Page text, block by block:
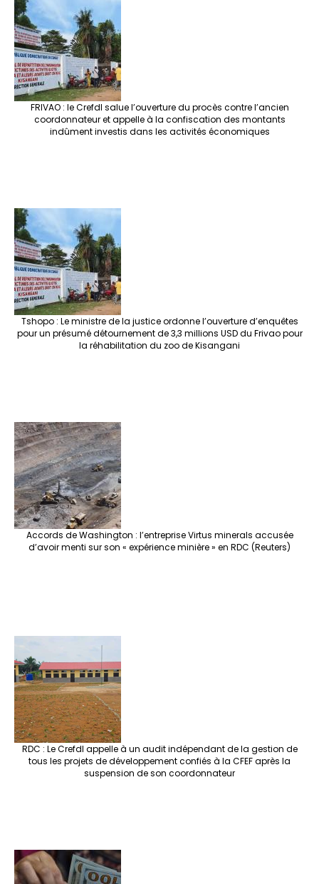
FRIVAO : le Crefdl salue l’ouverture du procès contre l’ancien
coordonnateur et appelle à la confiscation des montants
indûment investis dans les activités économiques
Tshopo : Le ministre de la justice ordonne l’ouverture d’enquêtes
pour un présumé détournement de 3,3 millions USD du Frivao pour
la réhabilitation du zoo de Kisangani
Accords de Washington : l’entreprise Virtus minerals accusée
d’avoir menti sur son « expérience minière » en RDC (Reuters)
RDC : Le Crefdl appelle à un audit indépendant de la gestion de
tous les projets de développement confiés à la CFEF après la
suspension de son coordonnateur